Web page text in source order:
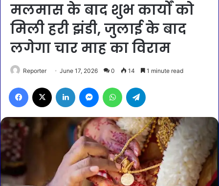
मलमास के बाद शुभ कार्यों को
मिली हरी झंडी, जुलाई के बाद
लगेगा चार माह का विराम
Reporter June 17, 2026 0 14 1 minute read
Facebook LinkedIn MessengerWhatsApp